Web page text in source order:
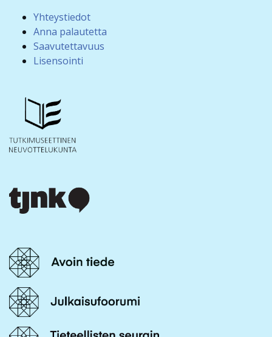
Yhteystiedot
Anna palautetta
Saavutettavuus
Lisensointi